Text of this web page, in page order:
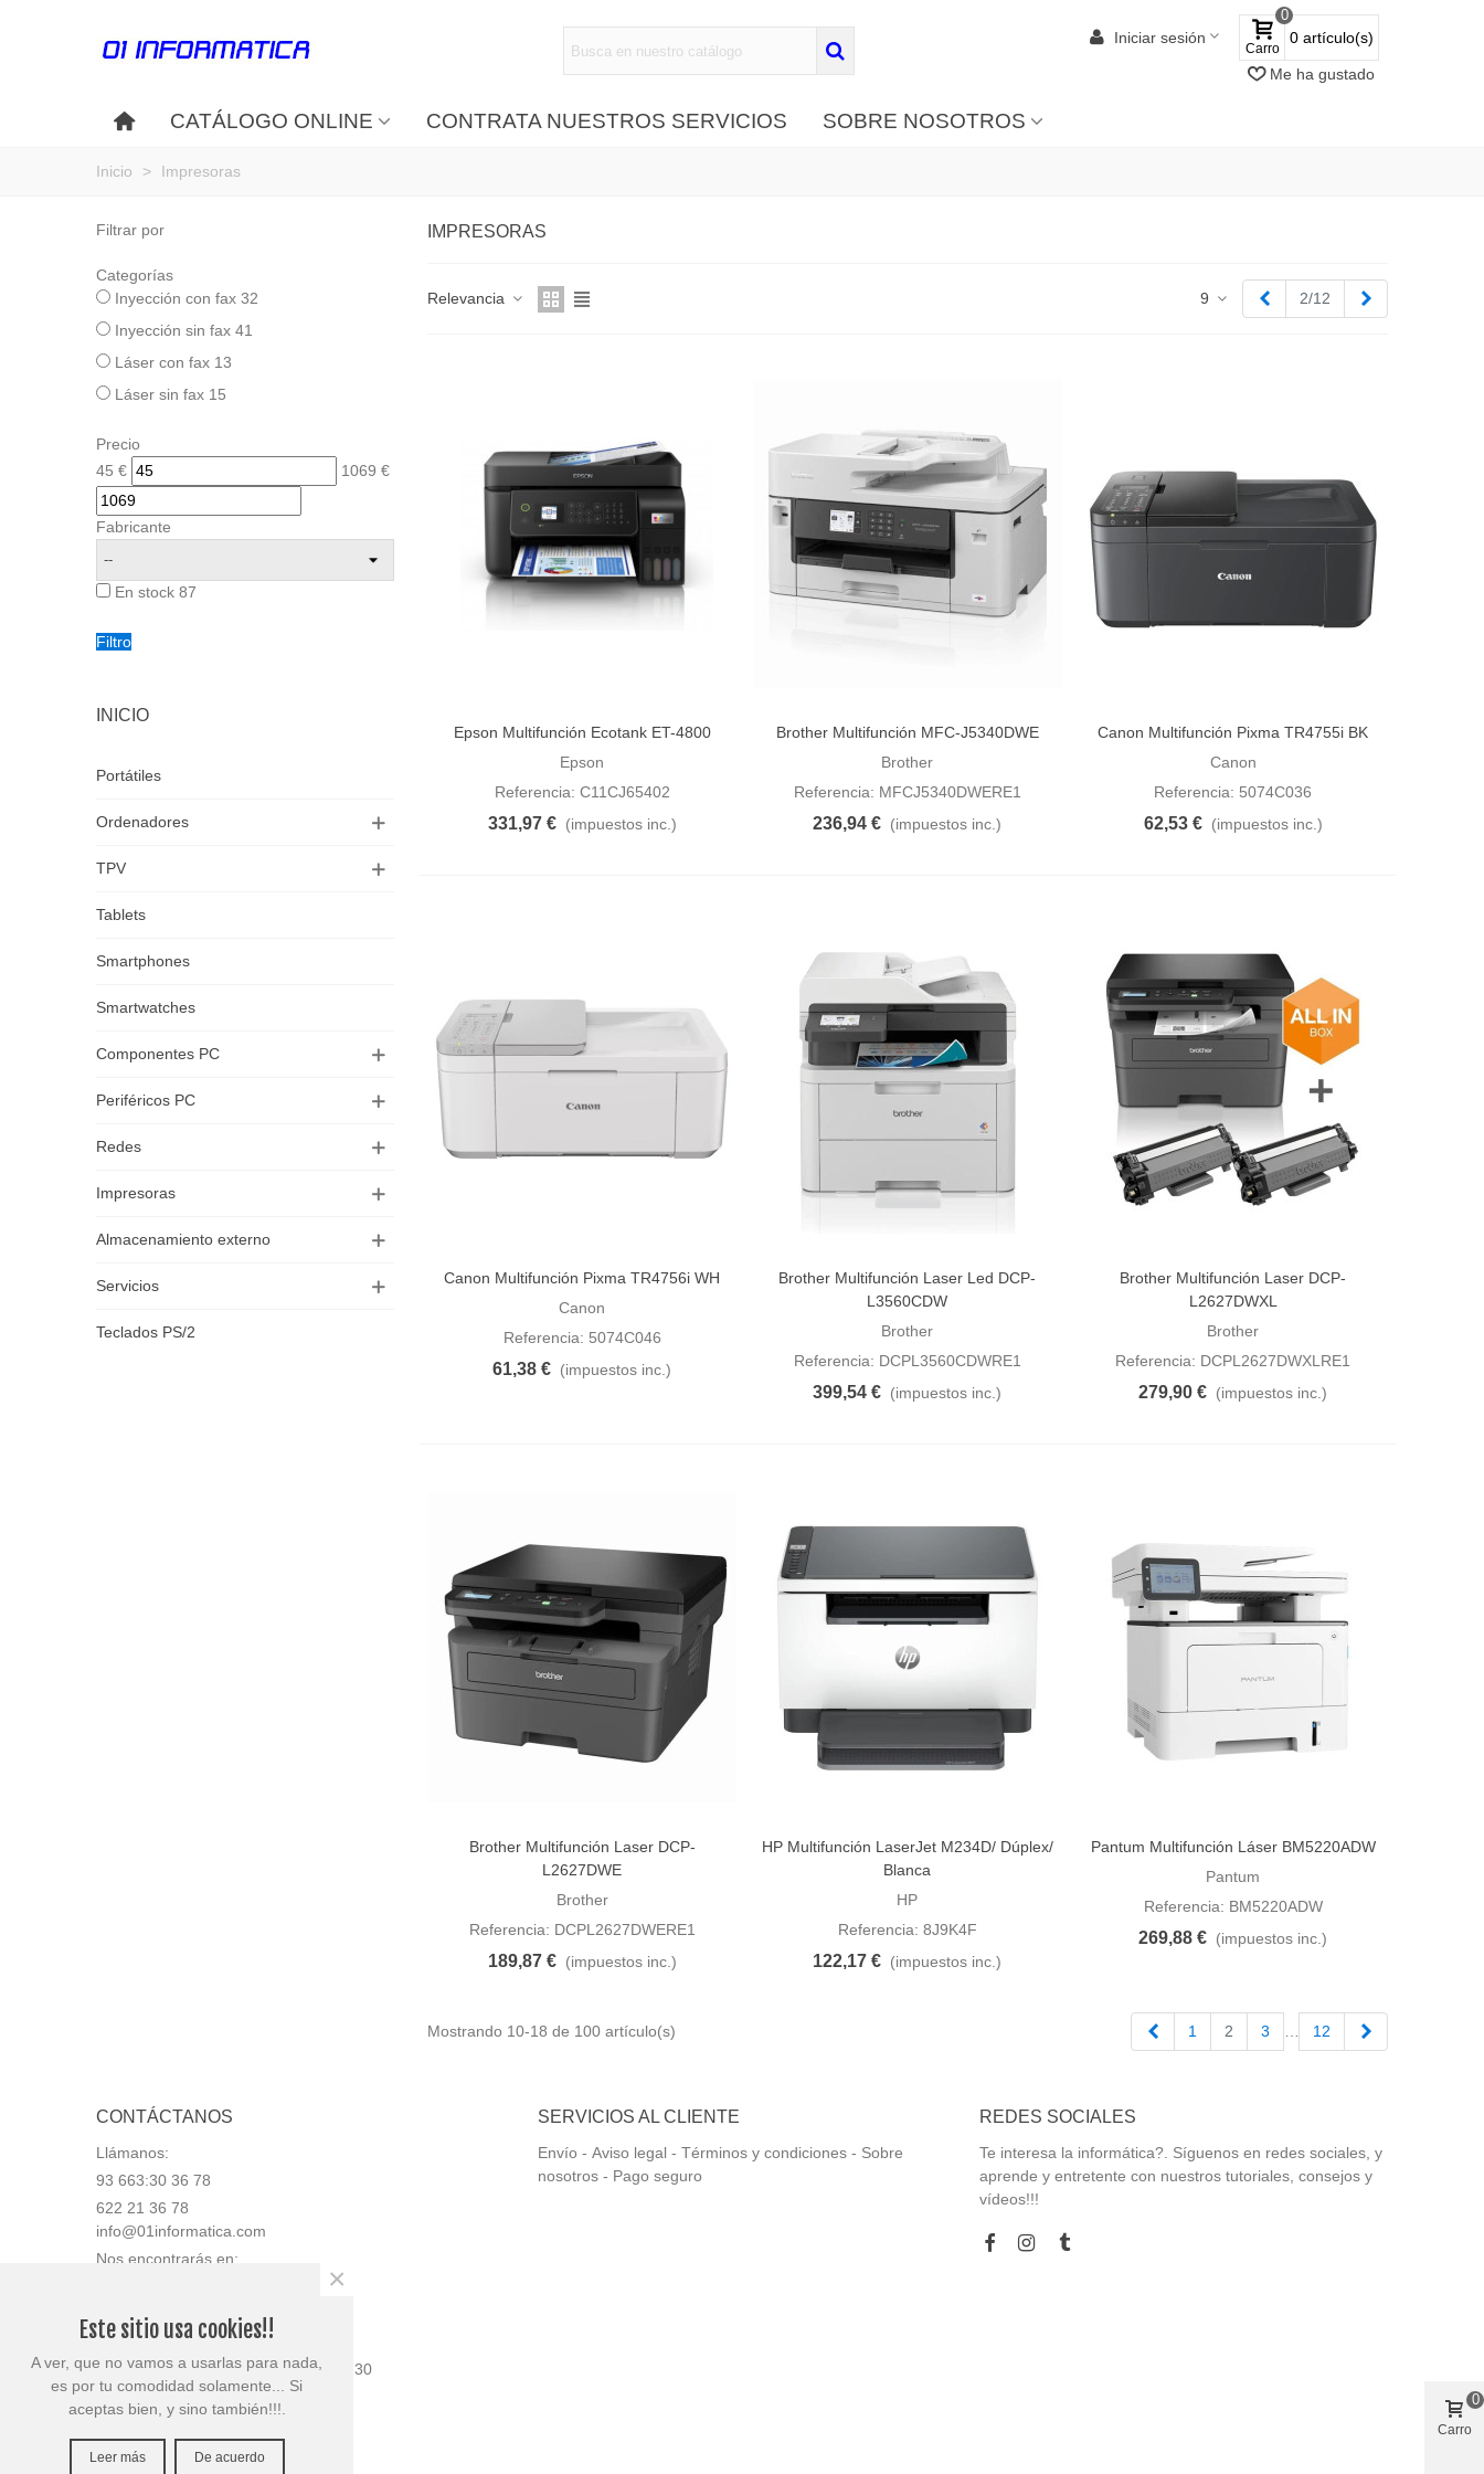
Iniciar sesión
Carro
0
0 artículo(s)
Me ha gustado
CATÁLOGO ONLINE CONTRATA NUESTROS SERVICIOS SOBRE NOSOTROS
Inicio > Impresoras
Filtrar por
Categorías
Inyección con fax 32
Inyección sin fax 41
Láser con fax 13
Láser sin fax 15
Precio
45 € 1069 €
Fabricante
En stock 87
Filtro
INICIO
Portátiles
Ordenadores
TPV
Tablets
Smartphones
Smartwatches
Componentes PC
Periféricos PC
Redes
Impresoras
Almacenamiento externo
Servicios
Teclados PS/2
IMPRESORAS
Relevancia 9 Anterior
2/12
Añadir al carrito
Epson Multifunción Ecotank ET-4800
Epson
Referencia: C11CJ65402
331,97 € (impuestos inc.)
Añadir al carrito
Brother Multifunción MFC-J5340DWE
Brother
Referencia: MFCJ5340DWERE1
236,94 € (impuestos inc.)
Añadir al carrito
Canon Multifunción Pixma TR4755i BK
Canon
Referencia: 5074C036
62,53 € (impuestos inc.)
Añadir al carrito
Canon Multifunción Pixma TR4756i WH
Canon
Referencia: 5074C046
61,38 € (impuestos inc.)
Añadir al carrito
Brother Multifunción Laser Led DCP-
L3560CDW
Brother
Referencia: DCPL3560CDWRE1
399,54 € (impuestos inc.)
Añadir al carrito
Brother Multifunción Laser DCP-
L2627DWXL
Brother
Referencia: DCPL2627DWXLRE1
279,90 € (impuestos inc.)
Añadir al carrito
Brother Multifunción Laser DCP-
L2627DWE
Brother
Referencia: DCPL2627DWERE1
189,87 € (impuestos inc.)
Añadir al carrito
HP Multifunción LaserJet M234D/ Dúplex/
Blanca
HP
Referencia: 8J9K4F
122,17 € (impuestos inc.)
Añadir al carrito
Pantum Multifunción Láser BM5220ADW
Pantum
Referencia: BM5220ADW
269,88 € (impuestos inc.)
Mostrando 10-18 de 100 artículo(s) Anterior
1 2 3 12
CONTÁCTANOS
Llámanos:
93 663:30 36 78
622 21 36 78
info@01informatica.com
Nos encontrarás en:
08780 Pallejà (Barcelona)
Tienda abierta en horario:
Lunes 9:30 a 13:30 y 15:30 a 18:30
Martes 9:30 a 13:30
Jueves 9:30 a 13:30
SERVICIOS AL CLIENTE
Envío - Aviso legal - Términos y condiciones - Sobre
nosotros - Pago seguro
REDES SOCIALES
Te interesa la informática?. Síguenos en redes sociales, y
aprende y entretente con nuestros tutoriales, consejos y
vídeos!!!
Carro
0
Este sitio usa cookies!!
A ver, que no vamos a usarlas para nada,
es por tu comodidad solamente... Si
aceptas bien, y sino también!!!.
Leer más De acuerdo
×